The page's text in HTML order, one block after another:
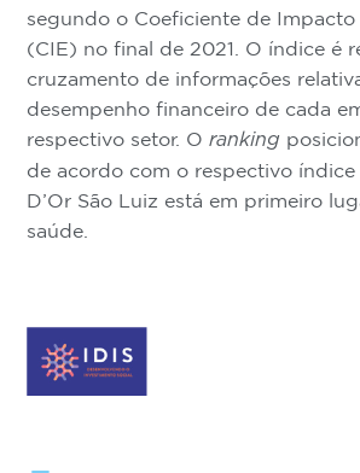
segundo o Coeficiente de
(CIE) no final de 2021. O índice é
cruzamento de informações
desempenho financeiro de cada
respectivo setor. Oranking
de acordo com o respectivo índice
D’Or São Luiz está em primeiro
saúde.